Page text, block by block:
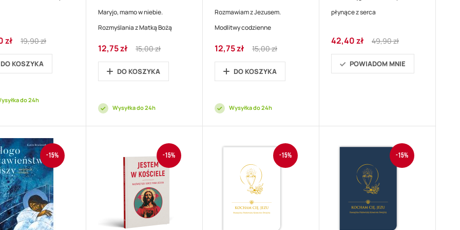
zł
Regular
Price
19,90 zł
DO KOSZYKA
do 24h
Maryjo, mamo w niebie.
Rozmyślania z Matką Bożą
Cena
promocyjna
12,75 zł
Regular
Price
15,00 zł
DO KOSZYKA
Wysyłka do 24h
Rozmawiam z Jezusem.
Modlitwy codzienne
Cena
promocyjna
12,75 zł
Regular
Price
15,00 zł
DO KOSZYKA
Wysyłka do 24h
płynące z serca
Cena
promocyjna
42,40 zł
Regular
Price
49,90 zł
POWIADOM MNIE
-15% -15% -15% -15%